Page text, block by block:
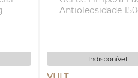
Indisponível